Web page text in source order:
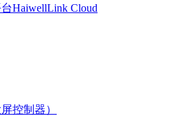
HaiwellLink Cloud
控制器）